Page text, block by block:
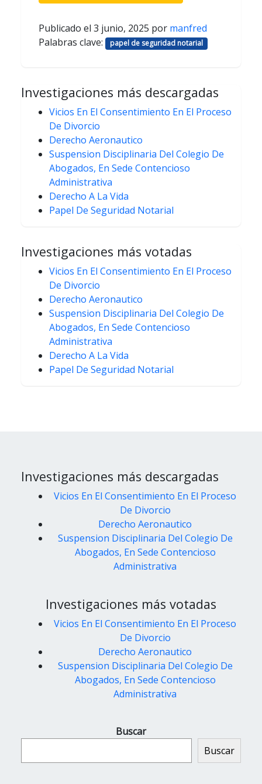
Publicado el 3 junio, 2025 por manfred
Palabras clave:
papel de seguridad notarial
Investigaciones más descargadas
Vicios En El Consentimiento En El Proceso
De Divorcio
Derecho Aeronautico
Suspension Disciplinaria Del Colegio De
Abogados, En Sede Contencioso
Administrativa
Derecho A La Vida
Papel De Seguridad Notarial
Investigaciones más votadas
Vicios En El Consentimiento En El Proceso
De Divorcio
Derecho Aeronautico
Suspension Disciplinaria Del Colegio De
Abogados, En Sede Contencioso
Administrativa
Derecho A La Vida
Papel De Seguridad Notarial
Investigaciones más descargadas
Vicios En El Consentimiento En El Proceso
De Divorcio
Derecho Aeronautico
Suspension Disciplinaria Del Colegio De
Abogados, En Sede Contencioso
Administrativa
Investigaciones más votadas
Vicios En El Consentimiento En El Proceso
De Divorcio
Derecho Aeronautico
Suspension Disciplinaria Del Colegio De
Abogados, En Sede Contencioso
Administrativa
Buscar
Buscar